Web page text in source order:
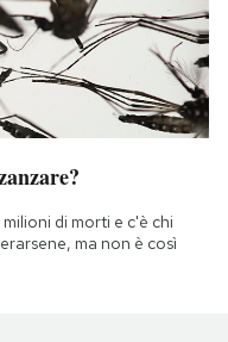
di morti e c'è chi
ma non è così